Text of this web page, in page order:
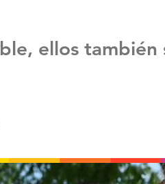
ellos también